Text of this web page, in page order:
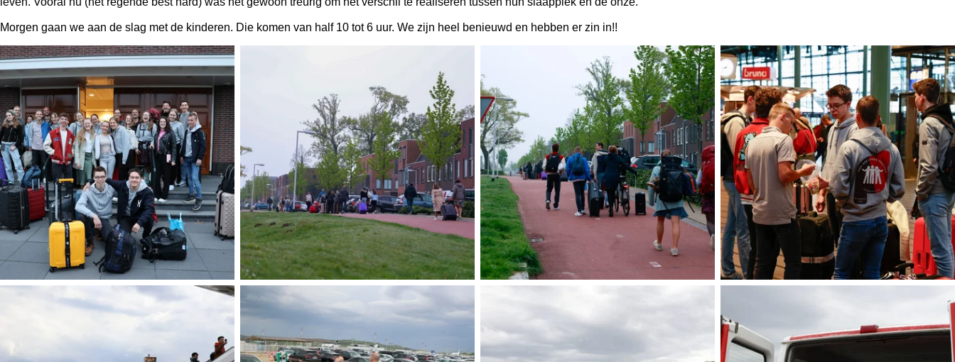
Morgen gaan we aan de slag met de kinderen. Die komen van half 10 tot 6 uur. We zijn heel benieuwd en hebben er zin in!!